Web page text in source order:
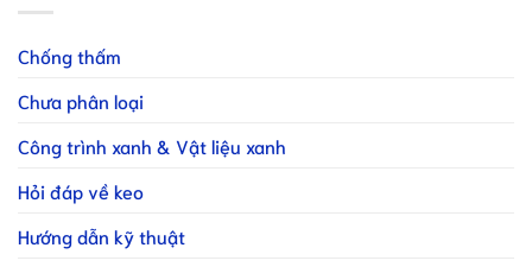
Chống thấm
Chưa phân loại
Công trình xanh & Vật liệu xanh
Hỏi đáp về keo
Hướng dẫn kỹ thuật